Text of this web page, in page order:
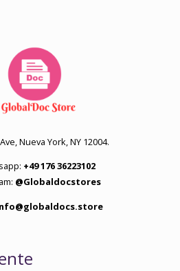
Nueva York, NY 12004.
+49 176 36223102
@Globaldocstores